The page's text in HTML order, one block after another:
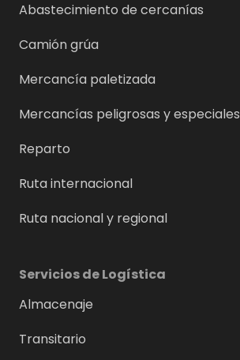
Abastecimiento de cercanías
Camión grúa
Mercancía paletizada
Mercancías peligrosas y especiales
Reparto
Ruta internacional
Ruta nacional y regional
Servicios de Logística
Almacenaje
Transitario